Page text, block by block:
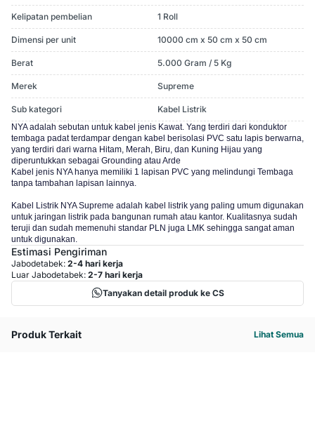
Kelipatan pembelian 1 Roll
Dimensi per unit 10000 cm x 50 cm x 50 cm
Berat 5.000 Gram / 5 Kg
Merek Supreme
Sub kategori Kabel Listrik
NYA adalah sebutan untuk kabel jenis Kawat. Yang terdiri dari konduktor
tembaga padat terdampar dengan kabel berisolasi PVC satu lapis berwarna,
yang terdiri dari warna Hitam, Merah, Biru, dan Kuning Hijau yang
diperuntukkan sebagai Grounding atau Arde
Kabel jenis NYA hanya memiliki 1 lapisan PVC yang melindungi Tembaga
tanpa tambahan lapisan lainnya.
Kabel Listrik NYA Supreme adalah kabel listrik yang paling umum digunakan
untuk jaringan listrik pada bangunan rumah atau kantor. Kualitasnya sudah
teruji dan sudah memenuhi standar PLN juga LMK sehingga sangat aman
untuk digunakan.
Estimasi Pengiriman
Jabodetabek: 2-4 hari kerja
Luar Jabodetabek: 2-7 hari kerja
Tanyakan detail produk ke CS
Produk Terkait Lihat Semua